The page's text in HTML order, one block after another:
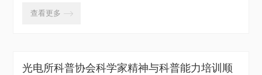
查看更多 
光电所科普协会科学家精神与科普能力培训顺